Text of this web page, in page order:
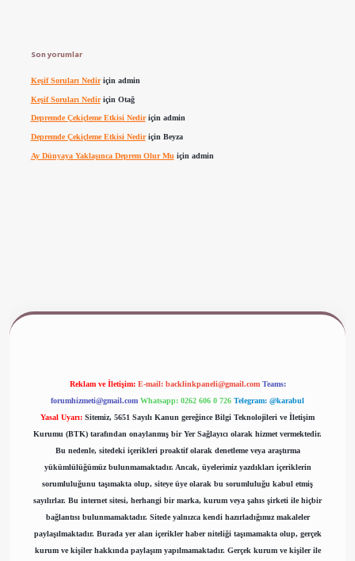
Son yorumlar
Keşif Soruları Nediriçin admin
Keşif Soruları Nediriçin Otağ
Depremde Çekiçleme Etkisi Nediriçin admin
Depremde Çekiçleme Etkisi Nediriçin Beyza
Ay Dünyaya Yaklaşınca Deprem Olur Mu için admin
Reklam ve İletişim: E-mail: backlinkpaneli@gmail.com Teams:
forumhizmeti@gmail.com Whatsapp: 0262 606 0 726 Telegram: @karabul
Yasal Uyarı: Sitemiz, 5651 Sayılı Kanun gereğince Bilgi Teknolojileri ve İletişim
Kurumu (BTK) tarafından onaylanmış bir Yer Sağlayıcı olarak hizmet vermektedir.
Bu nedenle, sitedeki içerikleri proaktif olarak denetleme veya araştırma
yükümlülüğümüz bulunmamaktadır. Ancak, üyelerimiz yazdıkları içeriklerin
sorumluluğunu taşımakta olup, siteye üye olarak bu sorumluluğu kabul etmiş
sayılırlar. Bu internet sitesi, herhangi bir marka, kurum veya şahıs şirketi ile hiçbir
bağlantısı bulunmamaktadır. Sitede yalnızca kendi hazırladığımız makaleler
paylaşılmaktadır. Burada yer alan içerikler haber niteliği taşımamakta olup, gerçek
kurum ve kişiler hakkında paylaşım yapılmamaktadır. Gerçek kurum ve kişiler ile